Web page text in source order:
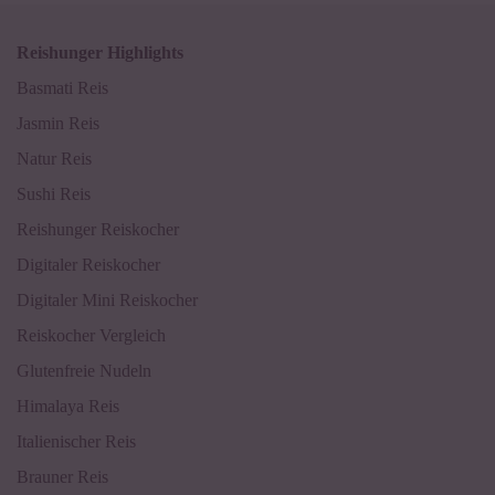
Reishunger Highlights
Basmati Reis
Jasmin Reis
Natur Reis
Sushi Reis
Reishunger Reiskocher
Digitaler Reiskocher
Digitaler Mini Reiskocher
Reiskocher Vergleich
Glutenfreie Nudeln
Himalaya Reis
Italienischer Reis
Brauner Reis